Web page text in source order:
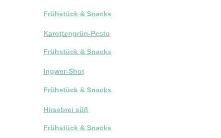
Frühstück & Snacks
Karottengrün-Pesto
Frühstück & Snacks
Ingwer-Shot
Frühstück & Snacks
Hirsebrei süß
Frühstück & Snacks